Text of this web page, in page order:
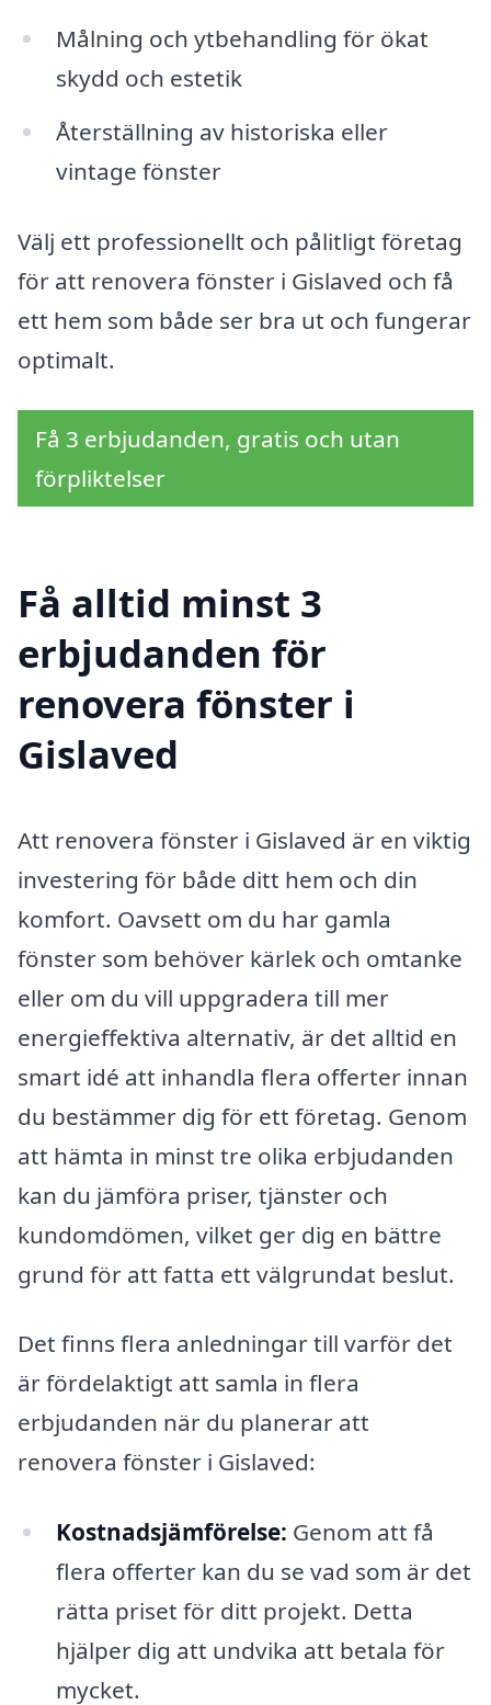
Målning och ytbehandling för ökat
skydd och estetik
Återställning av historiska eller
vintage fönster
Välj ett professionellt och pålitligt företag
för att renovera fönster i Gislaved och få
ett hem som både ser bra ut och fungerar
optimalt.
Få 3 erbjudanden, gratis och utan
förpliktelser
Få alltid minst 3
erbjudanden för
renovera fönster i
Gislaved
Att renovera fönster i Gislaved är en viktig
investering för både ditt hem och din
komfort. Oavsett om du har gamla
fönster som behöver kärlek och omtanke
eller om du vill uppgradera till mer
energieffektiva alternativ, är det alltid en
smart idé att inhandla flera offerter innan
du bestämmer dig för ett företag. Genom
att hämta in minst tre olika erbjudanden
kan du jämföra priser, tjänster och
kundomdömen, vilket ger dig en bättre
grund för att fatta ett välgrundat beslut.
Det finns flera anledningar till varför det
är fördelaktigt att samla in flera
erbjudanden när du planerar att
renovera fönster i Gislaved:
Kostnadsjämförelse: Genom att få
flera offerter kan du se vad som är det
rätta priset för ditt projekt. Detta
hjälper dig att undvika att betala för
mycket.